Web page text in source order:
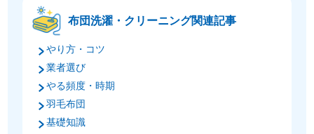
布団洗濯・クリーニング関連記事
やり方・コツ
業者選び
やる頻度・時期
羽毛布団
基礎知識